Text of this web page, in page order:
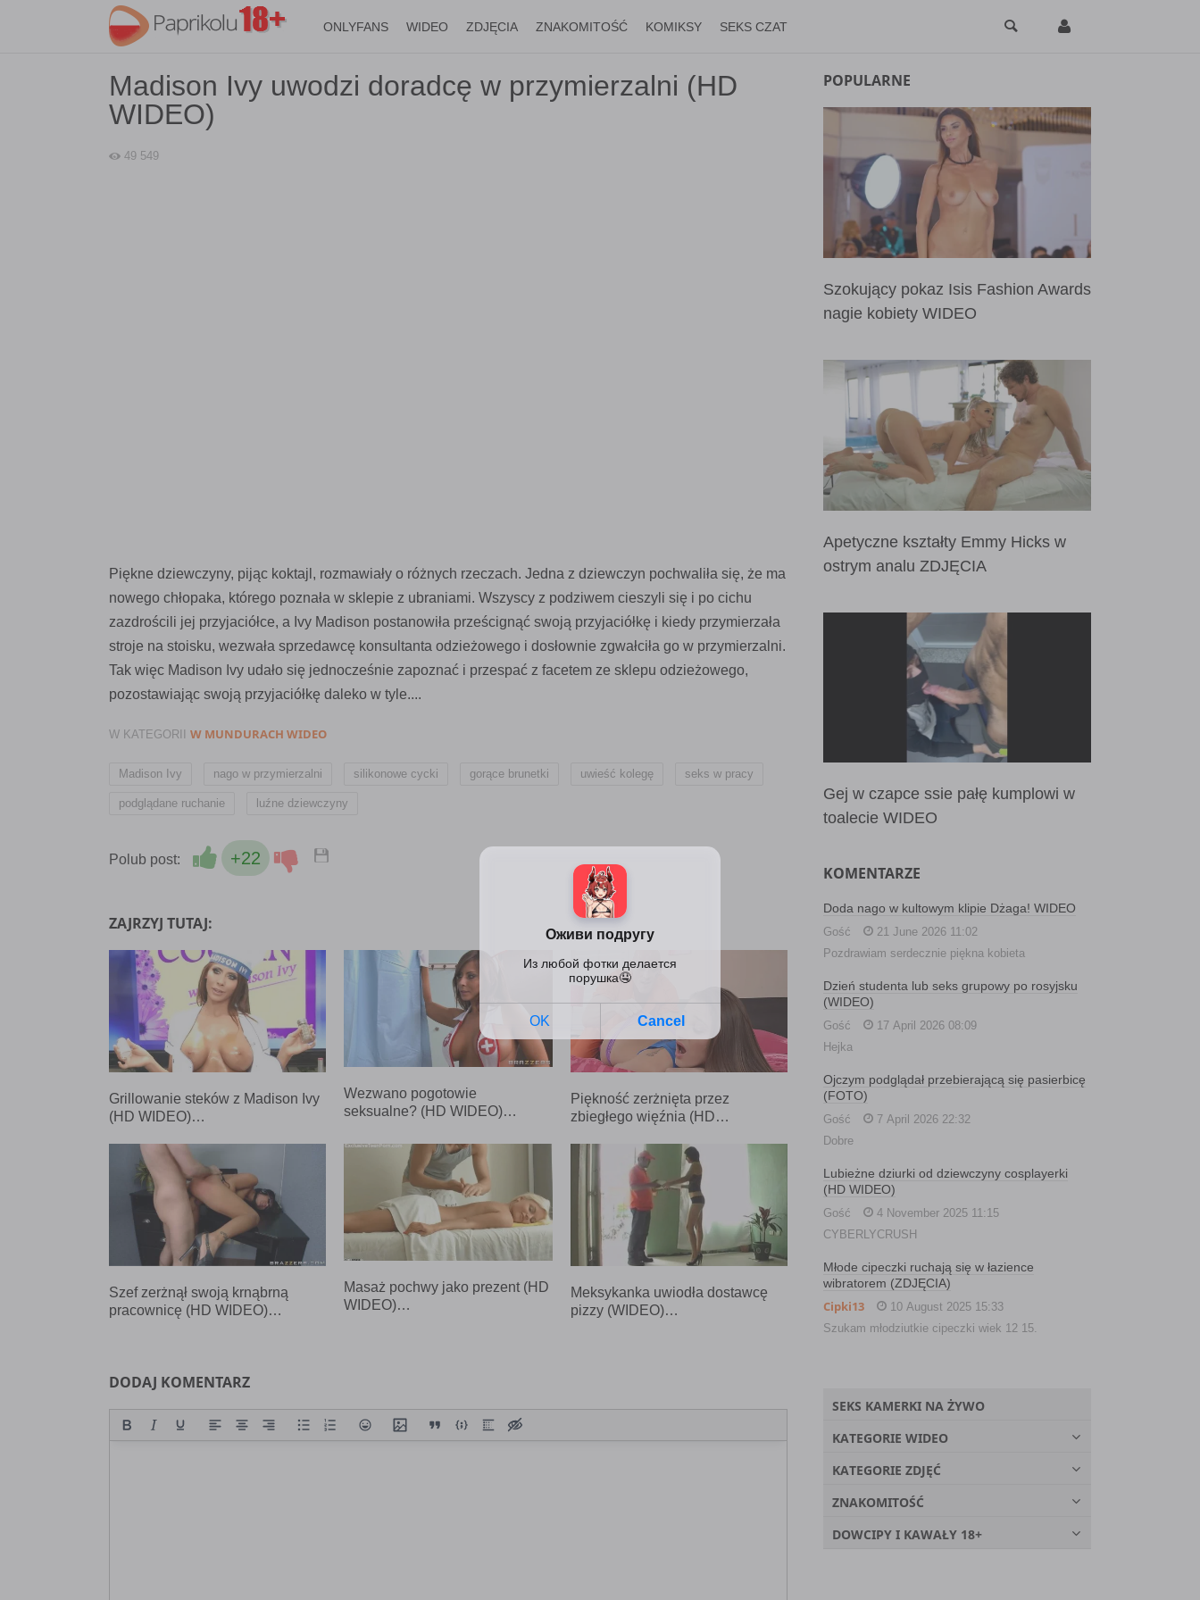
ONLYFANS WIDEO ZDJĘCIA ZNAKOMITOŚĆ KOMIKSY SEKS CZAT
Madison Ivy uwodzi doradcę w przymierzalni (HD
WIDEO)
49 549
Piękne dziewczyny, pijąc koktajl, rozmawiały o różnych rzeczach. Jedna z dziewczyn pochwaliła się, że ma
nowego chłopaka, którego poznała w sklepie z ubraniami. Wszyscy z podziwem cieszyli się i po cichu
zazdrościli jej przyjaciółce, a Ivy Madison postanowiła prześcignąć swoją przyjaciółkę i kiedy przymierzała
stroje na stoisku, wezwała sprzedawcę konsultanta odzieżowego i dosłownie zgwałciła go w przymierzalni.
Tak więc Madison Ivy udało się jednocześnie zapoznać i przespać z facetem ze sklepu odzieżowego,
pozostawiając swoją przyjaciółkę daleko w tyle....
W KATEGORII W MUNDURACH WIDEO
Madison Ivy nago w przymierzalni silikonowe cycki gorące brunetki uwieść kolegę seks w pracy
podglądane ruchanie luźne dziewczyny
Polub post: +22
ZAJRZYJ TUTAJ:
Grillowanie steków z Madison Ivy
(HD WIDEO)…
Wezwano pogotowie
seksualne? (HD WIDEO)…
Piękność zerżnięta przez
zbiegłego więźnia (HD…
Szef zerżnął swoją krnąbrną
pracownicę (HD WIDEO)…
Masaż pochwy jako prezent (HD
WIDEO)…
Meksykanka uwiodła dostawcę
pizzy (WIDEO)…
DODAJ KOMENTARZ
POPULARNE
Szokujący pokaz Isis Fashion Awards
nagie kobiety WIDEO
Apetyczne kształty Emmy Hicks w
ostrym analu ZDJĘCIA
Gej w czapce ssie pałę kumplowi w
toalecie WIDEO
KOMENTARZE
Doda nago w kultowym klipie Dżaga! WIDEO
Gość
21 June 2026 11:02
Pozdrawiam serdecznie piękna kobieta
Dzień studenta lub seks grupowy po rosyjsku
(WIDEO)
Gość
17 April 2026 08:09
Hejka
Ojczym podglądał przebierającą się pasierbicę
(FOTO)
Gość
7 April 2026 22:32
Dobre
Lubieżne dziurki od dziewczyny cosplayerki
(HD WIDEO)
Gość
4 November 2025 11:15
CYBERLYCRUSH
Młode cipeczki ruchają się w łazience
wibratorem (ZDJĘCIA)
Cipki13
10 August 2025 15:33
Szukam młodziutkie cipeczki wiek 12 15.
SEKS KAMERKI NA ŻYWO
KATEGORIE WIDEO
KATEGORIE ZDJĘĆ
ZNAKOMITOŚĆ
DOWCIPY I KAWAŁY 18+